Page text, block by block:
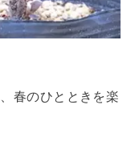
春のひとときを楽